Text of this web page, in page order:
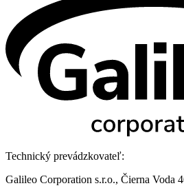
Technický prevádzkovateľ:
Galileo Corporation s.r.o., Čierna Voda